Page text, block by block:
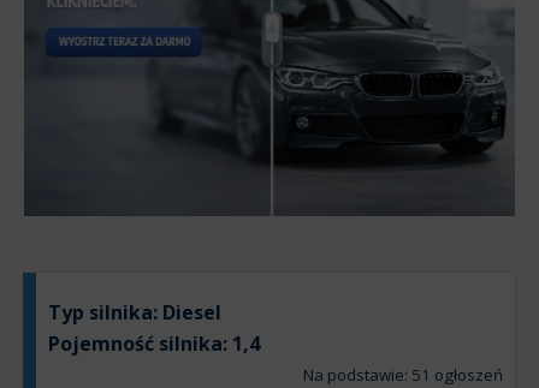
Typ silnika: Diesel
Pojemność silnika: 1,4
Na podstawie: 51 ogłoszeń